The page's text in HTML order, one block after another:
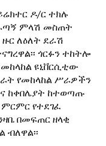
ዶ/ር ተክሉ
ምላሽ መስጠት
ለዕለት ደራሽ
ጎርፉን ተከትሎ
ዩኒቨርሲቲው
የመከላከል ሥራዎችን
ከቀበሌያት ከተወጣጡ
ምርምር የተደገፈ
በመፍጠር ዘላቂ